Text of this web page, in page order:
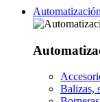
Automatización
Balizas,